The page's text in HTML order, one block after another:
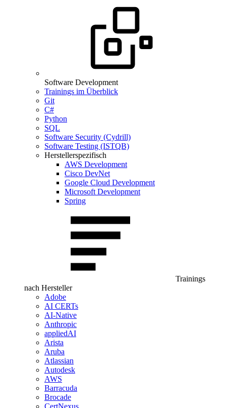
Software Development
Trainings im Überblick
Git
C#
Python
SQL
Software Security (Cydrill)
Software Testing (ISTQB)
Herstellerspezifisch
AWS Development
Cisco DevNet
Google Cloud Development
Microsoft Development
Spring
Trainings
nach Hersteller
Adobe
AI CERTs
AI-Native
Anthropic
appliedAI
Arista
Aruba
Atlassian
Autodesk
AWS
Barracuda
Brocade
CertNexus